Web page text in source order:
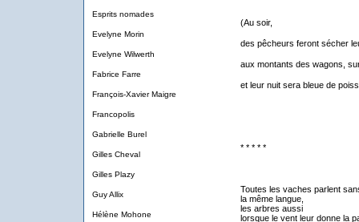
Esprits nomades
Evelyne Morin
Evelyne Wilwerth
Fabrice Farre
François-Xavier Maigre
Francopolis
Gabrielle Burel
Gilles Cheval
Gilles Plazy
Guy Allix
Hélène Mohone
(Au soir,
des pêcheurs feront sécher
aux montants des wagons,
et leur nuit sera bleue de
* * * * *
Toutes les vaches parlent
la même langue,
les arbres aussi
lorsque le vent leur donne la